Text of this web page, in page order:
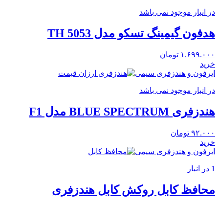
در انبار موجود نمی باشد
هدفون گیمینگ تسکو مدل TH 5053
۱.۶۹۹.۰۰۰ تومان
خرید
ایرفون و هندزفری سیمی
در انبار موجود نمی باشد
هندزفری BLUE SPECTRUM مدل F1
۹۲.۰۰۰ تومان
خرید
ایرفون و هندزفری سیمی
1 در انبار
محافظ کابل روکش کابل هندزفری